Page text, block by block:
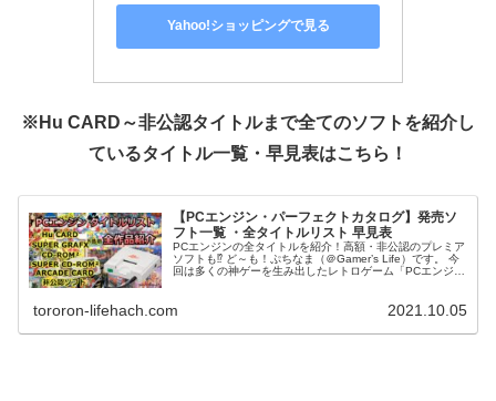
Yahoo!ショッピングで見る
※Hu CARD～非公認タイトルまで全てのソフトを紹介し
ているタイトル一覧・早見表はこちら ！
【PCエンジン・パーフェクトカタログ】発売ソ
フト一覧 ・全タイトルリスト 早見表
PCエンジンの全タイトルを紹介！高額・非公認のプレミア
ソフトも⁉ ど～も！ぷちなま（＠Gamer’s Life）です。 今
回は多くの神ゲーを生み出したレトロゲーム「PCエンジ
tororon-lifehach.com 2021.10.05